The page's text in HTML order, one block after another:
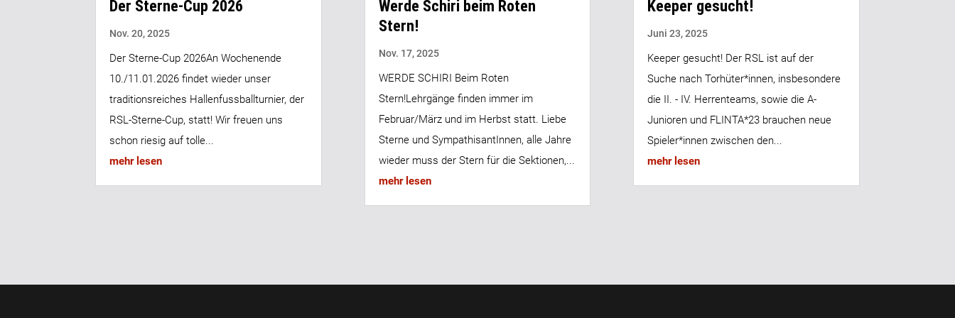
Der Sterne-Cup 2026
Nov. 20, 2025
Der Sterne-Cup 2026An Wochenende
10./11.01.2026 findet wieder unser
traditionsreiches Hallenfussballturnier, der
RSL-Sterne-Cup, statt! Wir freuen uns
schon riesig auf tolle...
mehr lesen
Werde Schiri beim Roten
Stern!
Nov. 17, 2025
WERDE SCHIRI Beim Roten
Stern!Lehrgänge finden immer im
Februar/März und im Herbst statt. Liebe
Sterne und SympathisantInnen, alle Jahre
wieder muss der Stern für die Sektionen,...
mehr lesen
Keeper gesucht!
Juni 23, 2025
Keeper gesucht! Der RSL ist auf der
Suche nach Torhüter*innen, insbesondere
die II. - IV. Herrenteams, sowie die A-
Junioren und FLINTA*23 brauchen neue
Spieler*innen zwischen den...
mehr lesen